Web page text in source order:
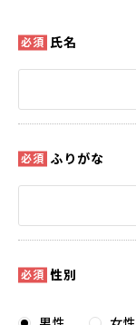
氏名
ふりがな
性別